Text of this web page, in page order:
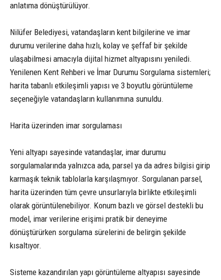
anlatıma dönüştürülüyor.
Nilüfer Belediyesi, vatandaşların kent bilgilerine ve imar
durumu verilerine daha hızlı, kolay ve şeffaf bir şekilde
ulaşabilmesi amacıyla dijital hizmet altyapısını yeniledi.
Yenilenen Kent Rehberi ve İmar Durumu Sorgulama sistemleri;
harita tabanlı etkileşimli yapısı ve 3 boyutlu görüntüleme
seçeneğiyle vatandaşların kullanımına sunuldu.
Harita üzerinden imar sorgulaması
Yeni altyapı sayesinde vatandaşlar, imar durumu
sorgulamalarında yalnızca ada, parsel ya da adres bilgisi girip
karmaşık teknik tablolarla karşılaşmıyor. Sorgulanan parsel,
harita üzerinden tüm çevre unsurlarıyla birlikte etkileşimli
olarak görüntülenebiliyor. Konum bazlı ve görsel destekli bu
model, imar verilerine erişimi pratik bir deneyime
dönüştürürken sorgulama sürelerini de belirgin şekilde
kısaltıyor.
Sisteme kazandırılan yapı görüntüleme altyapısı sayesinde